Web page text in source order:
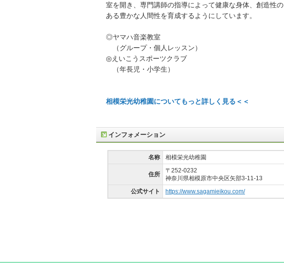
室を開き、専門講師の指導によって健康な身体、創造性の
ある豊かな人間性を育成するようにしています。
◎ヤマハ音楽教室
（グループ・個人レッスン）
◎えいこうスポーツクラブ
（年長児・小学生）
相模栄光幼稚園についてもっと詳しく見る＜＜
インフォメーション
名称 相模栄光幼稚園
住所
〒252-0232
神奈川県相模原市中央区矢部3-11-13
公式サイト https://www.sagamieikou.com/